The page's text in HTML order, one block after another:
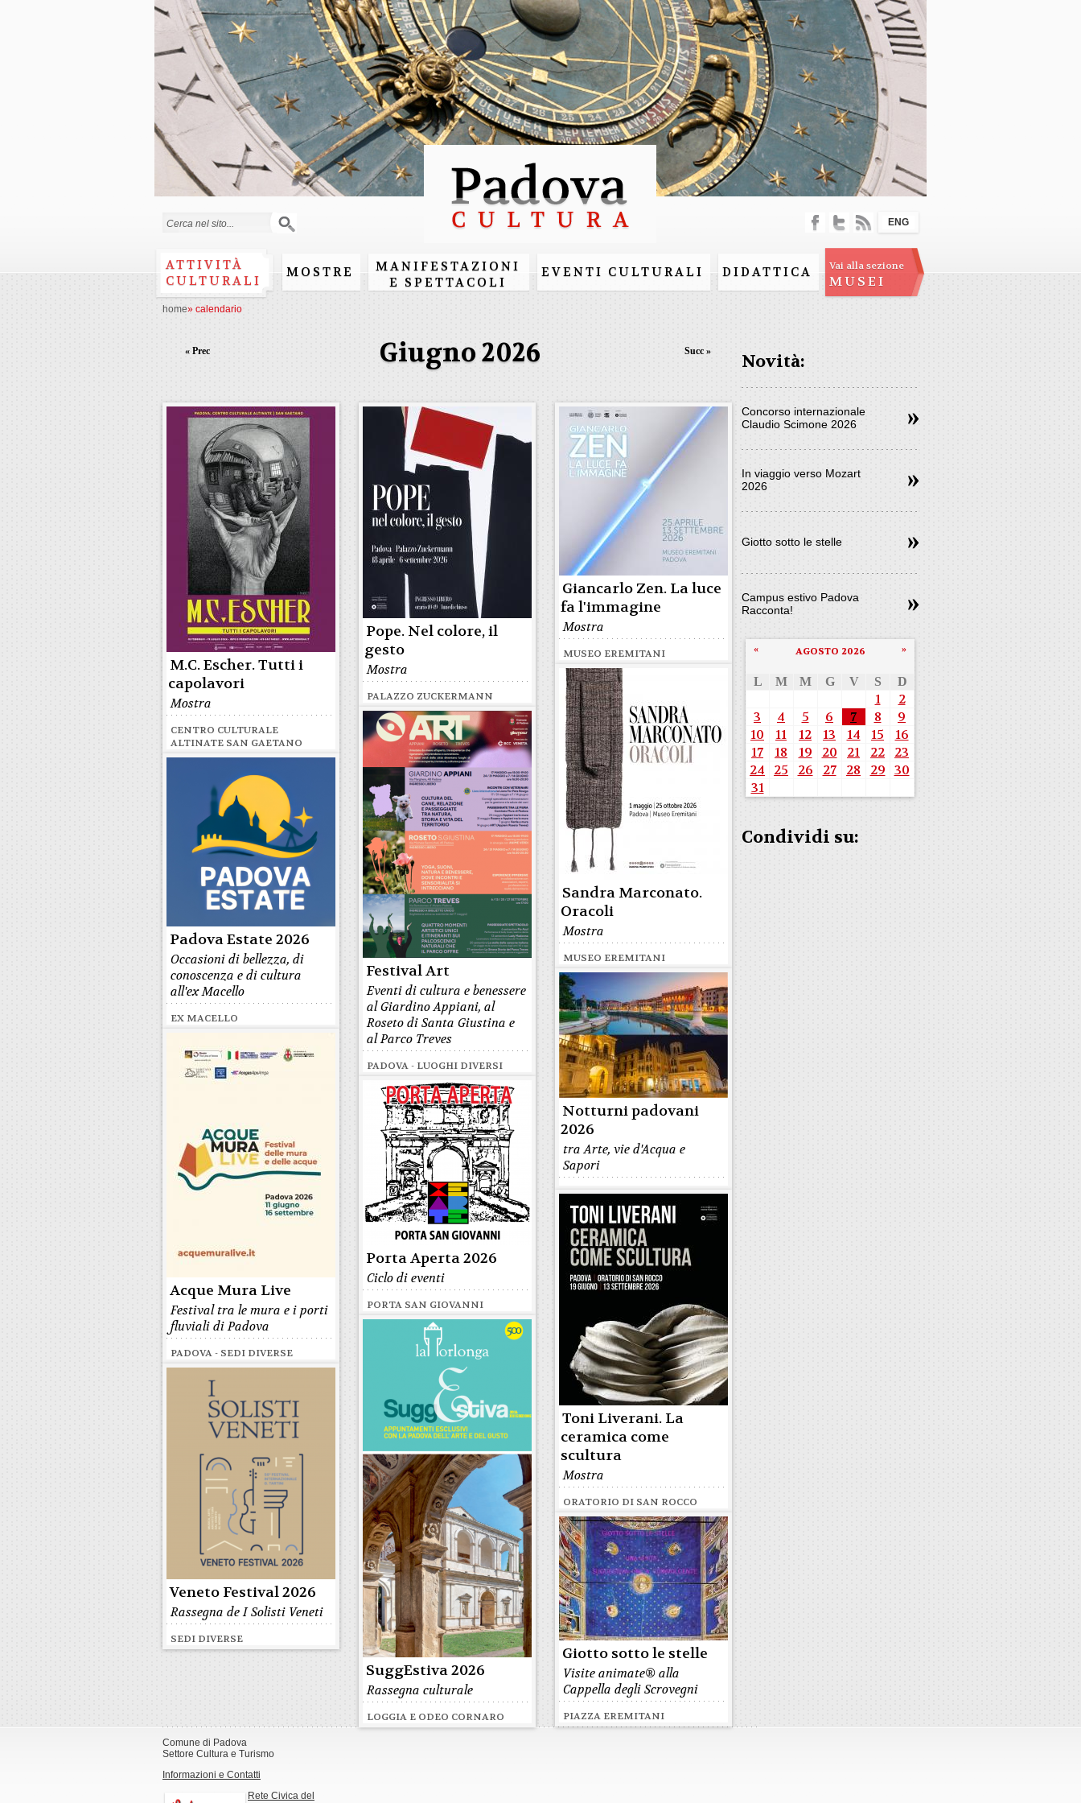
Salta al
contenuto
principale
Form di ricerca
ATTIVITÀ
CULTURALI
MOSTRE
MANIFESTAZIONI
E SPETTACOLI
EVENTI CULTURALI DIDATTICA Vai alla sezione
MUSEI
ENG
home» calendario
Giugno 2026
« Prec Succ »
M.C. Escher. Tutti i
capolavori
Mostra
CENTRO CULTURALE
ALTINATE SAN GAETANO
Pope. Nel colore, il
gesto
Mostra
PALAZZO ZUCKERMANN
Giancarlo Zen. La luce
fa l'immagine
Mostra
MUSEO EREMITANI
Sandra Marconato.
Oracoli
Mostra
MUSEO EREMITANI
Festival Art
Eventi di cultura e benessere
al Giardino Appiani, al
Roseto di Santa Giustina e
al Parco Treves
PADOVA - LUOGHI DIVERSI
Padova Estate 2026
Occasioni di bellezza, di
conoscenza e di cultura
all'ex Macello
EX MACELLO
Notturni padovani
2026
tra Arte, vie d'Acqua e
Sapori
Acque Mura Live
Festival tra le mura e i porti
fluviali di Padova
PADOVA - SEDI DIVERSE
Porta Aperta 2026
Ciclo di eventi
PORTA SAN GIOVANNI
Toni Liverani. La
ceramica come
scultura
Mostra
ORATORIO DI SAN ROCCO
SuggEstiva 2026
Rassegna culturale
LOGGIA E ODEO CORNARO
Veneto Festival 2026
Rassegna de I Solisti Veneti
SEDI DIVERSE
Giotto sotto le stelle
Visite animate® alla
Cappella degli Scrovegni
PIAZZA EREMITANI
Novità:
Concorso internazionale
Claudio Scimone 2026
In viaggio verso Mozart
2026
Giotto sotto le stelle
Campus estivo Padova
Racconta!
AGOSTO 2026
« »
L M M G V S D
1
2
3
4 5 6 7 8
9
10
11 12 13 14 15
16
17
18 19 20 21 22
23
24
25 26 27 28 29 30
31
Condividi su:
Comune di Padova
Settore Cultura e Turismo
Informazioni e Contatti
Rete Civica del